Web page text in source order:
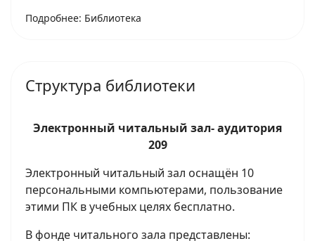
Подробнее: Библиотека
Структура библиотеки
Электронный читальный зал- аудитория
209
Электронный читальный зал оснащён 10
персональными компьютерами, пользование
этими ПК в учебных целях бесплатно.
В фонде читального зала представлены: